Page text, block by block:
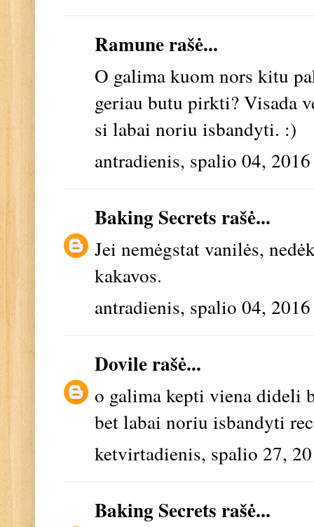
Ramune rašė...
O galima kuom nors kitu
geriau butu pirkti? Visada
si labai noriu isbandyti. :)
antradienis, spalio 04, 2016
Baking Secrets rašė...
Jei nemėgstat vanilės,
kakavos.
antradienis, spalio 04, 2016
Dovilerašė...
o galima kepti viena dideli
bet labai noriu isbandyti
ketvirtadienis, spalio 27,
Baking Secrets rašė...